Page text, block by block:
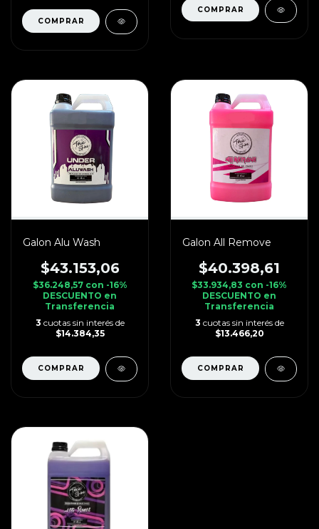
Galon Alu Wash
$43.153,06
$36.248,57 con -16%
DESCUENTO en
Transferencia
3 cuotas sin interés de
$14.384,35
Galon All Remove
$40.398,61
$33.934,83 con -16%
DESCUENTO en
Transferencia
3 cuotas sin interés de
$13.466,20